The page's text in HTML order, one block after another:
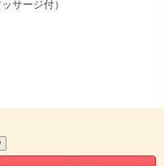
サージ付）